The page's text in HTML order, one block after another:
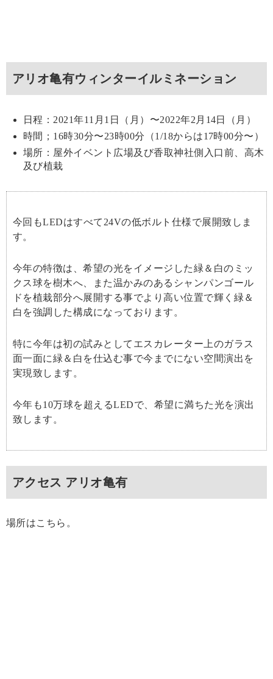
アリオ亀有ウィンターイルミネーション
日程：2021年11月1日（月）〜2022年2月14日（月）
時間；16時30分〜23時00分（1/18からは17時00分〜）
場所：屋外イベント広場及び香取神社側入口前、高木
及び植栽
今回もLEDはすべて24Vの低ボルト仕様で展開致しま
す。
今年の特徴は、希望の光をイメージした緑＆白のミッ
クス球を樹木へ、また温かみのあるシャンパンゴール
ドを植栽部分へ展開する事でより高い位置で輝く緑＆
白を強調した構成になっております。
特に今年は初の試みとしてエスカレーター上のガラス
面一面に緑＆白を仕込む事で今までにない空間演出を
実現致します。
今年も10万球を超えるLEDで、希望に満ちた光を演出
致します。
アクセス アリオ亀有
場所はこちら。